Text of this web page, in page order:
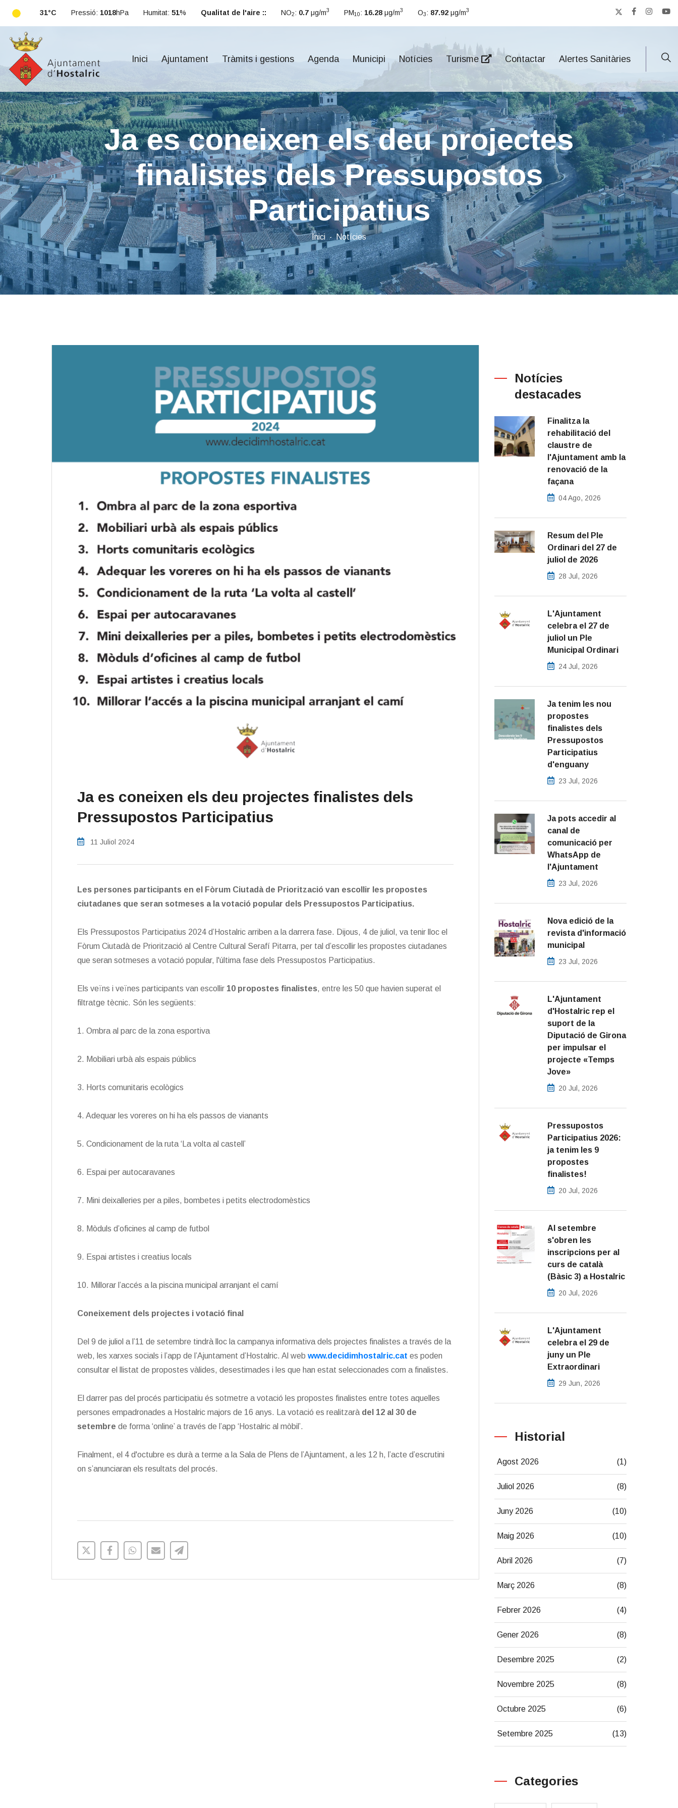
31°C Pressió: 1018hPa Humitat: 51% Qualitat de l'aire :: NO2: 0.7 μg/m3 PM10: 16.28 μg/m3 O3: 87.92 μg/m3
Inici Ajuntament Tràmits i gestions Agenda Municipi Notícies Turisme Contactar Alertes Sanitàries
​Ja es coneixen els deu projectes
finalistes dels Pressupostos
Participatius
Inici Notícies
​Ja es coneixen els deu projectes finalistes dels
Pressupostos Participatius
11 Juliol 2024
Les persones participants en el Fòrum Ciutadà de Priorització van escollir les propostes
ciutadanes que seran sotmeses a la votació popular dels Pressupostos Participatius.
Els Pressupostos Participatius 2024 d’Hostalric arriben a la darrera fase. Dijous, 4 de juliol, va tenir lloc el
Fòrum Ciutadà de Priorització al Centre Cultural Serafí Pitarra, per tal d’escollir les propostes ciutadanes
que seran sotmeses a votació popular, l'última fase dels Pressupostos Participatius.
Els veïns i veïnes participants van escollir 10 propostes finalistes, entre les 50 que havien superat el
filtratge tècnic. Són les següents:
1. Ombra al parc de la zona esportiva
2. Mobiliari urbà als espais públics
3. Horts comunitaris ecològics
4. Adequar les voreres on hi ha els passos de vianants
5. Condicionament de la ruta ‘La volta al castell’
6. Espai per autocaravanes
7. Mini deixalleries per a piles, bombetes i petits electrodomèstics
8. Mòduls d’oficines al camp de futbol
9. Espai artistes i creatius locals
10. Millorar l’accés a la piscina municipal arranjant el camí
Coneixement dels projectes i votació final
Del 9 de juliol a l’11 de setembre tindrà lloc la campanya informativa dels projectes finalistes a través de la
web, les xarxes socials i l’app de l’Ajuntament d’Hostalric. Al web www.decidimhostalric.cat es poden
consultar el llistat de propostes vàlides, desestimades i les que han estat seleccionades com a finalistes.
El darrer pas del procés participatiu és sotmetre a votació les propostes finalistes entre totes aquelles
persones empadronades a Hostalric majors de 16 anys. La votació es realitzarà del 12 al 30 de
setembre de forma ‘online’ a través de l’app ‘Hostalric al mòbil’.
Finalment, el 4 d'octubre es durà a terme a la Sala de Plens de l’Ajuntament, a les 12 h, l’acte d’escrutini
on s’anunciaran els resultats del procés.
Notícies
destacades
Finalitza la
rehabilitació del
claustre de
l'Ajuntament amb la
renovació de la
façana
04 Ago, 2026
Resum del Ple
Ordinari del 27 de
juliol de 2026
28 Jul, 2026
L'Ajuntament
celebra el 27 de
juliol un Ple
Municipal Ordinari
24 Jul, 2026
Ja tenim les nou
propostes
finalistes dels
Pressupostos
Participatius
d'enguany
23 Jul, 2026
Ja pots accedir al
canal de
comunicació per
WhatsApp de
l'Ajuntament
23 Jul, 2026
Nova edició de la
revista d'informació
municipal
23 Jul, 2026
L'Ajuntament
d'Hostalric rep el
suport de la
Diputació de Girona
per impulsar el
projecte «Temps
Jove»
20 Jul, 2026
Pressupostos
Participatius 2026:
ja tenim les 9
propostes
finalistes!
20 Jul, 2026
Al setembre
s'obren les
inscripcions per al
curs de català
(Bàsic 3) a Hostalric
20 Jul, 2026
L'Ajuntament
celebra el 29 de
juny un Ple
Extraordinari
29 Jun, 2026
Historial
Agost 2026 (1)
Juliol 2026 (8)
Juny 2026 (10)
Maig 2026 (10)
Abril 2026 (7)
Març 2026 (8)
Febrer 2026 (4)
Gener 2026 (8)
Desembre 2025 (2)
Novembre 2025 (8)
Octubre 2025 (6)
Setembre 2025 (13)
Categories